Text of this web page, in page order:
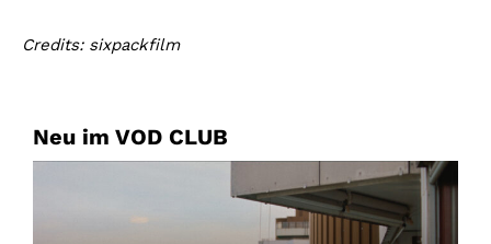
Credits: sixpackfilm
Neu im VOD CLUB